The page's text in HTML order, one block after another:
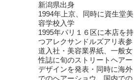
新潟県出身
1994年上京、同時に資生堂美
容学校入学
1995年パリ１６区に本店を持
つアレクサンドルズアリ表参
道入社・美容業界紙、一般女
性誌に旬のストリートヘアー
デザインを発表・同時に海外